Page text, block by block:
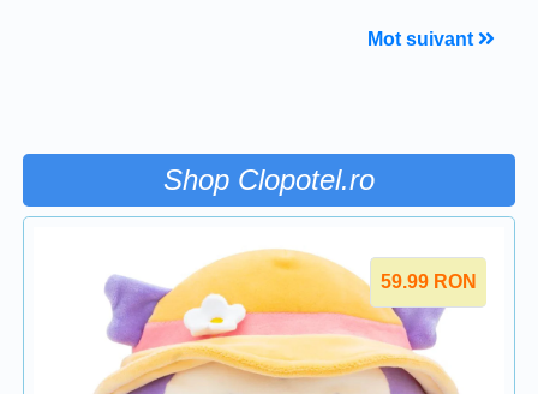
Mot suivant
Shop Clopotel.ro
59.99 RON